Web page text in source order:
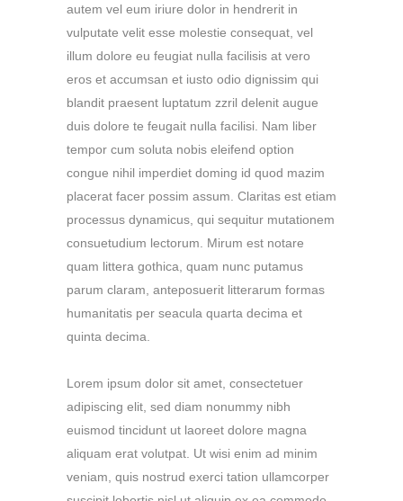
autem vel eum iriure dolor in hendrerit in
vulputate velit esse molestie consequat, vel
illum dolore eu feugiat nulla facilisis at vero
eros et accumsan et iusto odio dignissim qui
blandit praesent luptatum zzril delenit augue
duis dolore te feugait nulla facilisi. Nam liber
tempor cum soluta nobis eleifend option
congue nihil imperdiet doming id quod mazim
placerat facer possim assum. Claritas est etiam
processus dynamicus, qui sequitur mutationem
consuetudium lectorum. Mirum est notare
quam littera gothica, quam nunc putamus
parum claram, anteposuerit litterarum formas
humanitatis per seacula quarta decima et
quinta decima.
Lorem ipsum dolor sit amet, consectetuer
adipiscing elit, sed diam nonummy nibh
euismod tincidunt ut laoreet dolore magna
aliquam erat volutpat. Ut wisi enim ad minim
veniam, quis nostrud exerci tation ullamcorper